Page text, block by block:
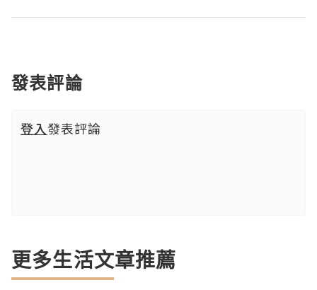
發表評論
登入發表評論
更多生活文章推薦